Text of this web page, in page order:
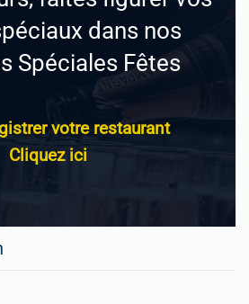
dans nos
Spéciales Fêtes
votre restaurant
Cliquez ici